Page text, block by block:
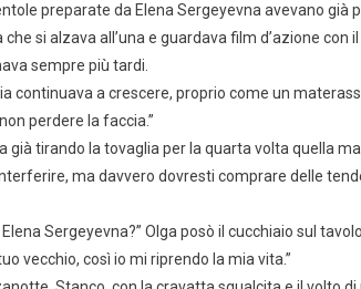
preparate da Elena Sergeyevna avevano già
che si alzava all’una e guardava film d’azione
sempre più tardi.
continuava a crescere, proprio come un
perdere la faccia.”
già tirando la tovaglia per la quarta volta quella
ma davvero dovresti comprare delle
Sergeyevna?” Olga posò il cucchiaio sul
vecchio, così io mi riprendo la mia vita.”